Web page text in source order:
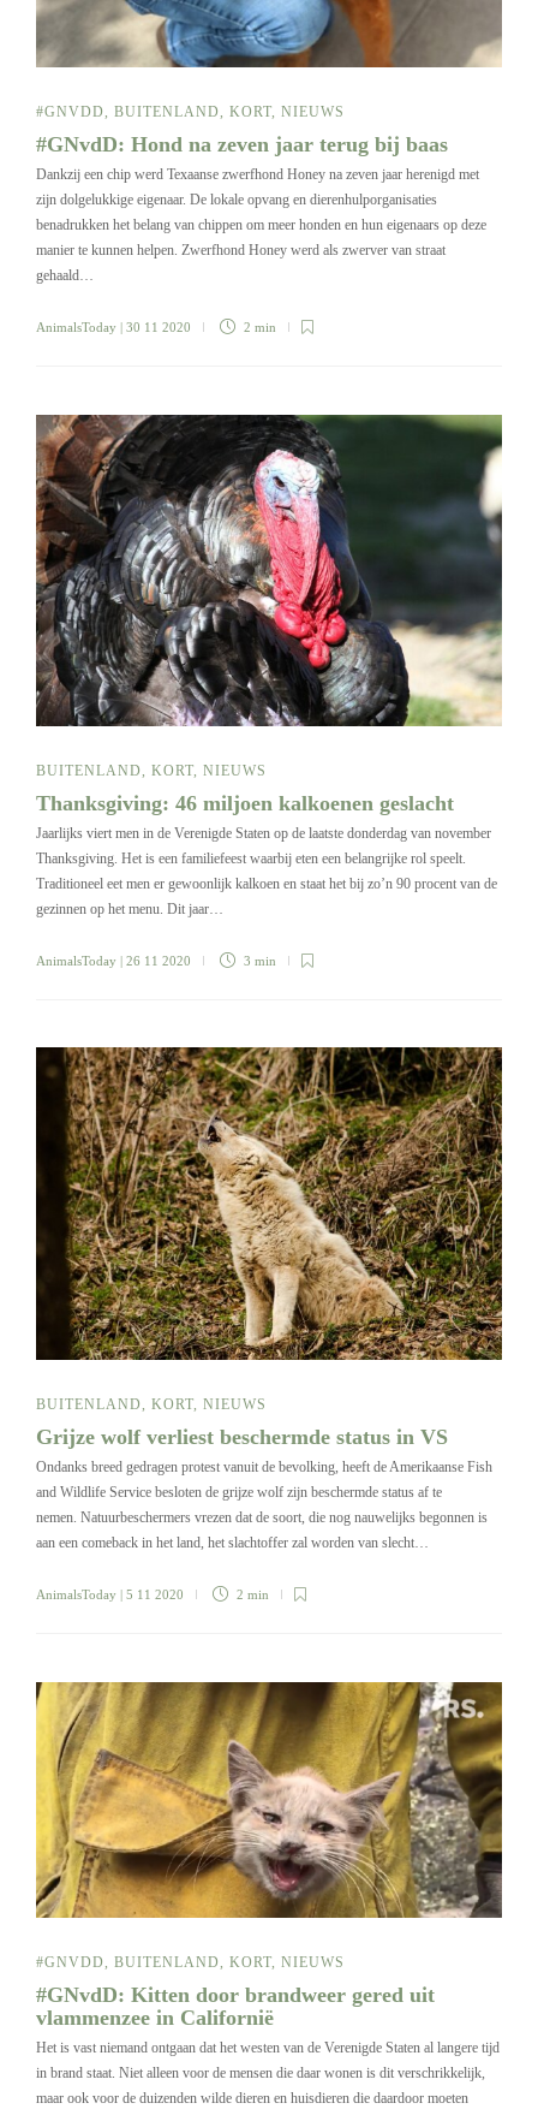
#GNVDD, BUITENLAND, KORT, NIEUWS
#GNvdD: Hond na zeven jaar terug bij baas
Dankzij een chip werd Texaanse zwerfhond Honey na zeven jaar herenigd met
zijn dolgelukkige eigenaar. De lokale opvang en dierenhulporganisaties
benadrukken het belang van chippen om meer honden en hun eigenaars op deze
manier te kunnen helpen. Zwerfhond Honey werd als zwerver van straat
gehaald…
AnimalsToday | 30 11 2020 2 min
BUITENLAND KORT NIEUWS
Thanksgiving: 46 miljoen kalkoenen geslacht
Jaarlijks viert men in de Verenigde Staten op de laatste donderdag van november
Thanksgiving. Het is een familiefeest waarbij eten een belangrijke rol speelt.
Traditioneel eet men er gewoonlijk kalkoen en staat het bij zo’n 90 procent van de
gezinnen op het menu. Dit jaar…
AnimalsToday | 26 11 2020 3 min
BUITENLAND, KORT, NIEUWS
Grijze wolf verliest beschermde status in VS
Ondanks breed gedragen protest vanuit de bevolking, heeft de Amerikaanse Fish
and Wildlife Service besloten de grijze wolf zijn beschermde status af te
nemen. Natuurbeschermers vrezen dat de soort, die nog nauwelijks begonnen is
aan een comeback in het land, het slachtoffer zal worden van slecht…
AnimalsToday | 5 11 2020 2 min
#GNVDD, BUITENLAND, KORT, NIEUWS
#GNvdD: Kitten door brandweer gered uit
vlammenzee in Californië
Het is vast niemand ontgaan dat het westen van de Verenigde Staten al langere tijd
in brand staat. Niet alleen voor de mensen die daar wonen is dit verschrikkelijk,
maar ook voor de duizenden wilde dieren en huisdieren die daardoor moeten